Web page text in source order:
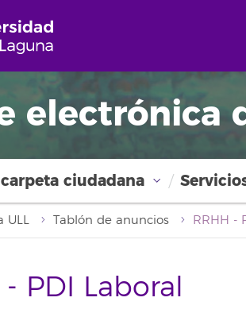
electrónica
ciudadana
ULL Tablón de anuncios RRHH -
- PDI Laboral